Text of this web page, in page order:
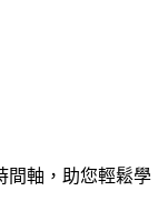
間軸，助您輕鬆學